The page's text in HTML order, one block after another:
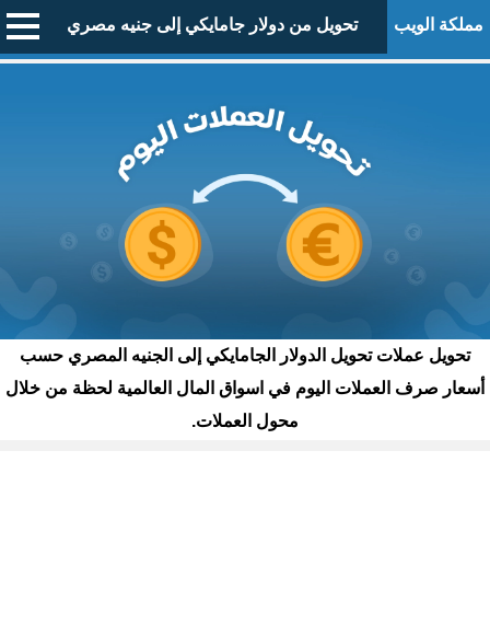
مملكة الويب تحويل من دولار جامايكي إلى جنيه مصري
تحويل عملات تحويل الدولار الجامايكي إلى الجنيه المصري حسب
أسعار صرف العملات اليوم في اسواق المال العالمية لحظة من خلال
محول العملات.